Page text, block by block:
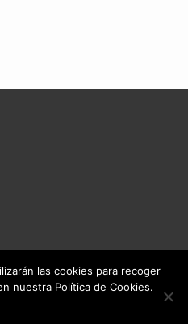
las cookies para recoger
nuestra Política de Cookies.